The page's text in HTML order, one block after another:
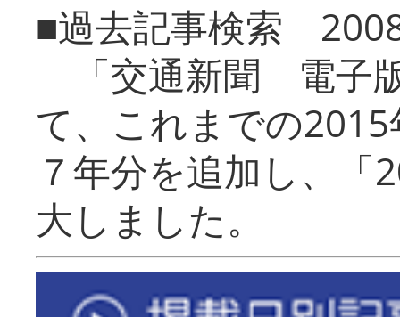
■過去記事検索
「交通新聞 電子
て、これまでの
７年分を追加し、「
大しまし